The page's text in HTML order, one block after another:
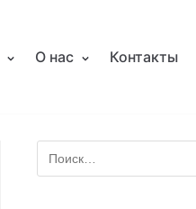
О нас Контакты